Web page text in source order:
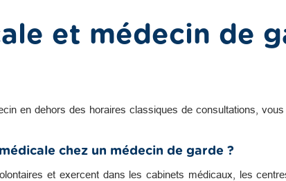
et médecin de
en dehors des horaires classiques de consultations,
chez un médecin de garde ?
et exercent dans les cabinets médicaux, les